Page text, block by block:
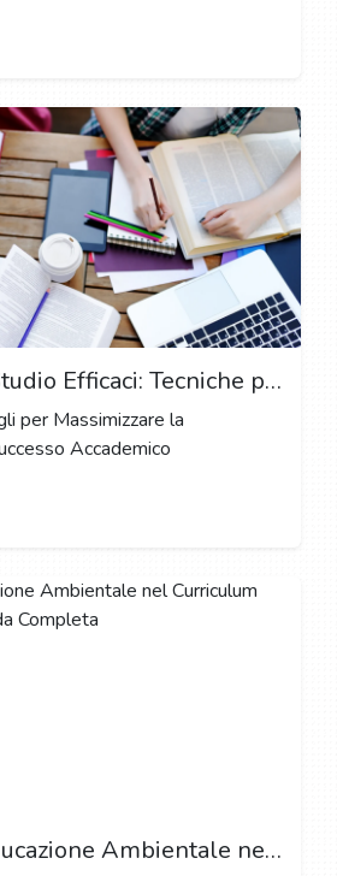
Abitudini di Studio Efficaci: Tecniche per un Apprendimento Ottimale
per Massimizzare la
Accademico
Integrare l'Educazione Ambientale nel Curriculum Scolastico: Una Guida Completa